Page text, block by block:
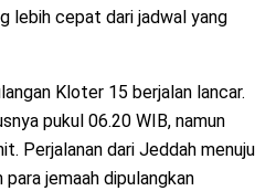
lebih cepat dari jadwal yang
Kloter 15 berjalan lancar.
pukul 06.20 WIB, namun
Perjalanan dari Jeddah menuju
jemaah dipulangkan